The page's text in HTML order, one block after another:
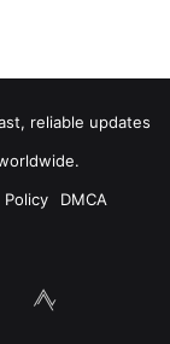
reliable updates
DMCA
mastodon